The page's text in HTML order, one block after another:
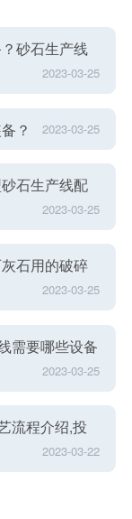
砂石生产线
2023-03-25
？ 2023-03-25
石生产线配
2023-03-25
石用的破碎
2023-03-25
需要哪些设备
2023-03-25
流程介绍,投
2023-03-22